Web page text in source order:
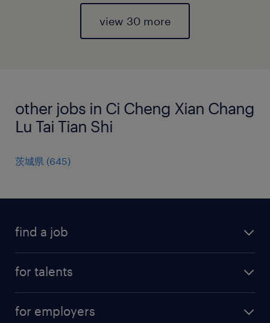
view 30 more
other jobs in Ci Cheng Xian Chang
Lu Tai Tian Shi
茨城県 (645)
find a job
for talents
for employers